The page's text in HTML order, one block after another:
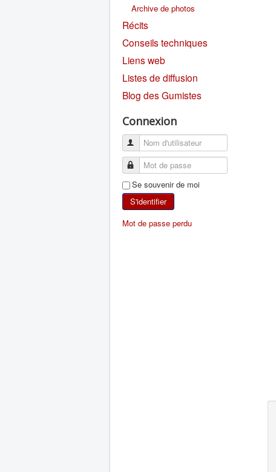
Archive de photos
Récits
Conseils techniques
Liens web
Listes de diffusion
Blog des Gumistes
Connexion
Se souvenir de moi
S'identifier
Mot de passe perdu